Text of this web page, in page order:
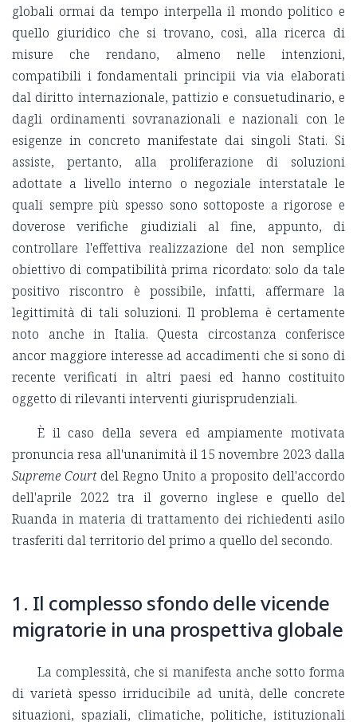
globali ormai da tempo interpella il mondo politico e
quello giuridico che si trovano, così, alla ricerca di
misure che rendano, almeno nelle intenzioni,
compatibili i fondamentali principii via via elaborati
dal diritto internazionale, pattizio e consuetudinario, e
dagli ordinamenti sovranazionali e nazionali con le
esigenze in concreto manifestate dai singoli Stati. Si
assiste, pertanto, alla proliferazione di soluzioni
adottate a livello interno o negoziale interstatale le
quali sempre più spesso sono sottoposte a rigorose e
doverose verifiche giudiziali al fine, appunto, di
controllare l'effettiva realizzazione del non semplice
obiettivo di compatibilità prima ricordato: solo da tale
positivo riscontro è possibile, infatti, affermare la
legittimità di tali soluzioni. Il problema è certamente
noto anche in Italia. Questa circostanza conferisce
ancor maggiore interesse ad accadimenti che si sono di
recente verificati in altri paesi ed hanno costituito
oggetto di rilevanti interventi giurisprudenziali.
È il caso della severa ed ampiamente motivata
pronuncia resa all'unanimità il 15 novembre 2023 dalla
Supreme Courtdel Regno Unito a proposito dell'accordo
dell'aprile 2022 tra il governo inglese e quello del
Ruanda in materia di trattamento dei richiedenti asilo
trasferiti dal territorio del primo a quello del secondo.
1. Il complesso sfondo delle vicende
migratorie in una prospettiva globale
La complessità, che si manifesta anche sotto forma
di varietà spesso irriducibile ad unità, delle concrete
situazioni, spaziali, climatiche, politiche, istituzionali